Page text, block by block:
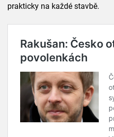
prakticky na každé stavbě.